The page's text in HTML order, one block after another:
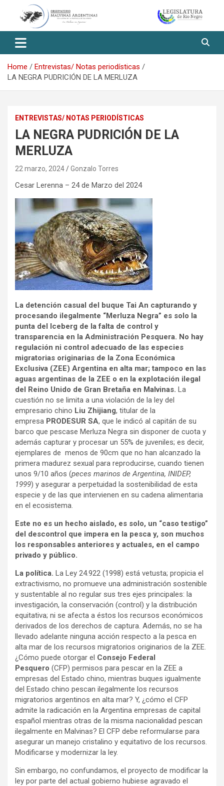
Observatorio Malvinas – Río
Negro
Home
Entrevistas/ Notas periodísticas
LA NEGRA PUDRICIÓN DE LA MERLUZA
ENTREVISTAS/ NOTAS PERIODÍSTICAS
LA NEGRA PUDRICIÓN DE LA
MERLUZA
22 marzo, 2024 Gonzalo Torres
Cesar Lerenna – 24 de Marzo del 2024
La detención casual del buque Tai An capturando y
procesando ilegalmente “Merluza Negra” es solo la
punta del Iceberg de la falta de control y
transparencia en la Administración Pesquera. No hay
regulación ni control adecuado de las especies
migratorias originarias de la Zona Económica
Exclusiva (ZEE) Argentina en alta mar; tampoco en las
aguas argentinas de la ZEE o en la explotación ilegal
del Reino Unido de Gran Bretaña en Malvinas. La
cuestión no se limita a una violación de la ley del
empresario chino Liu Zhijiang, titular de la
empresa PRODESUR SA, que le indicó al capitán de su
barco que pescase Merluza Negra sin disponer de cuota y
además capturar y procesar un 55% de juveniles; es decir,
ejemplares de menos de 90cm que no han alcanzado la
primera madurez sexual para reproducirse, cuando tienen
unos 9/10 años (peces marinos de Argentina, INIDEP,
1999) y asegurar a perpetuidad la sostenibilidad de esta
especie y de las que intervienen en su cadena alimentaria
en el ecosistema.
Este no es un hecho aislado, es solo, un “caso testigo”
del descontrol que impera en la pesca y, son muchos
los responsables anteriores y actuales, en el campo
privado y público.
La política. La Ley 24.922 (1998) está vetusta; propicia el
extractivismo, no promueve una administración sostenible
y sustentable al no regular sus tres ejes principales: la
investigación, la conservación (control) y la distribución
equitativa; ni se afecta a éstos los recursos económicos
derivados de los derechos de captura. Además, no se ha
llevado adelante ninguna acción respecto a la pesca en
alta mar de los recursos migratorios originarios de la ZEE.
¿Cómo puede otorgar el Consejo Federal
Pesquero (CFP) permisos para pescar en la ZEE a
empresas del Estado chino, mientras buques igualmente
del Estado chino pescan ilegalmente los recursos
migratorios argentinos en alta mar? Y, ¿cómo el CFP
admite la radicación en la Argentina empresas de capital
español mientras otras de la misma nacionalidad pescan
ilegalmente en Malvinas? El CFP debe reformularse para
asegurar un manejo cristalino y equitativo de los recursos.
Modificarse y modernizar la ley.
Sin embargo, no confundamos, el proyecto de modificar la
ley por parte del actual gobierno hubiese agravado el